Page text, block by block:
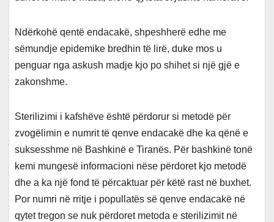
Ndërkohë qentë endacakë, shpeshherë edhe me
sëmundje epidemike bredhin të lirë, duke mos u
penguar nga askush madje kjo po shihet si një gjë e
zakonshme.
Sterilizimi i kafshëve është përdorur si metodë për
zvogëlimin e numrit të qenve endacakë dhe ka qënë e
suksesshme në Bashkinë e Tiranës. Për bashkinë tonë
kemi mungesë informacioni nëse përdoret kjo metodë
dhe a ka një fond të përcaktuar për këtë rast në buxhet.
Por numri në rritje i popullatës së qenve endacakë në
qytet tregon se nuk përdoret metoda e sterilizimit në